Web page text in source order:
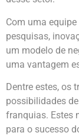
Com uma
pesquisas,
um modelo de
uma vantagem
Dentre estes, os
possibilidades
franquias. Estes
para o sucesso